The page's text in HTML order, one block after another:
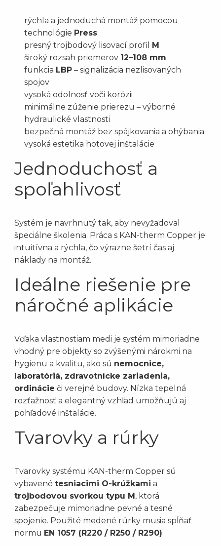
rýchla a jednoduchá montáž pomocou
technológie Press
presný trojbodový lisovací profil M
široký rozsah priemerov 12–108 mm
funkcia LBP – signalizácia nezlisovaných
spojov
vysoká odolnosť voči korózii
minimálne zúženie prierezu – výborné
hydraulické vlastnosti
bezpečná montáž bez spájkovania a ohýbania
vysoká estetika hotovej inštalácie
Jednoduchosť a
spoľahlivosť
Systém je navrhnutý tak, aby nevyžadoval
špeciálne školenia. Práca s KAN-therm Copper je
intuitívna a rýchla, čo výrazne šetrí čas aj
náklady na montáž.
Ideálne riešenie pre
náročné aplikácie
Vďaka vlastnostiam medi je systém mimoriadne
vhodný pre objekty so zvýšenými nárokmi na
hygienu a kvalitu, ako sú nemocnice,
laboratóriá, zdravotnícke zariadenia,
ordinácie či verejné budovy. Nízka tepelná
rozťažnosť a elegantný vzhľad umožňujú aj
pohľadové inštalácie.
Tvarovky a rúrky
Tvarovky systému KAN-therm Copper sú
vybavenétesniacimi O-krúžkami a
trojbodovou svorkou typu M, ktorá
zabezpečuje mimoriadne pevné a tesné
spojenie. Použité medené rúrky musia spĺňať
normu EN 1057 (R220 / R250 / R290).